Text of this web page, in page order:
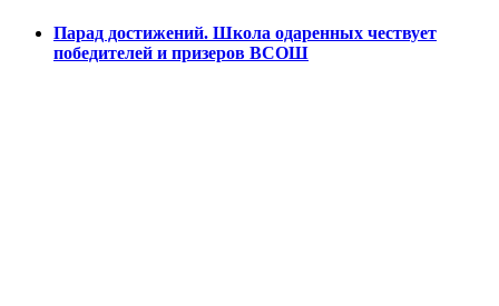
Парад достижений. Школа одаренных чествует
победителей и призеров ВСОШ